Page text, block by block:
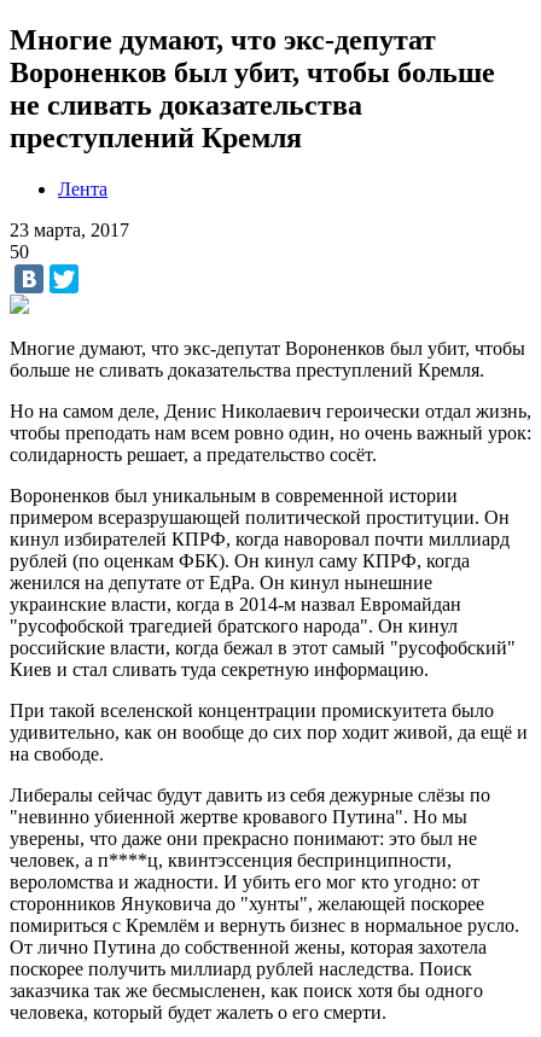
Многие думают, что экс-депутат
Вороненков был убит, чтобы больше
не сливать доказательства
преступлений Кремля
Лента
23 марта, 2017
50
Многие думают, что экс-депутат Вороненков был убит, чтобы
больше не сливать доказательства преступлений Кремля.
Но на самом деле, Денис Николаевич героически отдал жизнь,
чтобы преподать нам всем ровно один, но очень важный урок:
солидарность решает, а предательство сосёт.
Вороненков был уникальным в современной истории
примером всеразрушающей политической проституции. Он
кинул избирателей КПРФ, когда наворовал почти миллиард
рублей (по оценкам ФБК). Он кинул саму КПРФ, когда
женился на депутате от ЕдРа. Он кинул нынешние
украинские власти, когда в 2014-м назвал Евромайдан
"русофобской трагедией братского народа". Он кинул
российские власти, когда бежал в этот самый "русофобский"
Киев и стал сливать туда секретную информацию.
При такой вселенской концентрации промискуитета было
удивительно, как он вообще до сих пор ходит живой, да ещё и
на свободе.
Либералы сейчас будут давить из себя дежурные слёзы по
"невинно убиенной жертве кровавого Путина". Но мы
уверены, что даже они прекрасно понимают: это был не
человек, а п****ц, квинтэссенция беспринципности,
вероломства и жадности. И убить его мог кто угодно: от
сторонников Януковича до "хунты", желающей поскорее
помириться с Кремлём и вернуть бизнес в нормальное русло.
От лично Путина до собственной жены, которая захотела
поскорее получить миллиард рублей наследства. Поиск
заказчика так же бесмысленен, как поиск хотя бы одного
человека, который будет жалеть о его смерти.